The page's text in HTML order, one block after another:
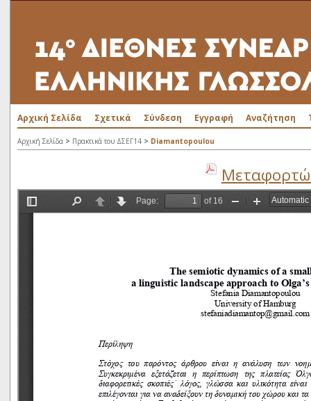
Αρχική Σελίδα Σχετικά Σύνδεση Εγγραφή Αναζήτηση
Αρχική Σελίδα > Πρακτικά του ΔΣΕΓ14 > Diamantopoulou